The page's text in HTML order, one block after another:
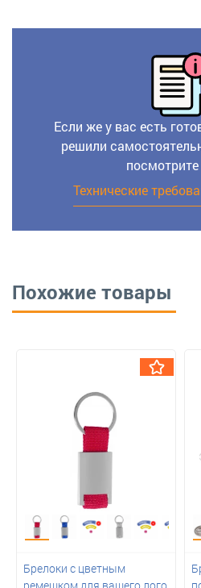
Если же у вас есть
решили
Технические
Похожие товары
Брелоки с цветным
ремешком для вашего лого